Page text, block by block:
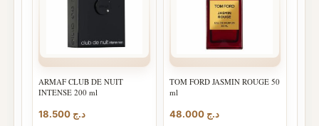
ARMAF CLUB DE NUIT
INTENSE 200 ml
د.ج
TOM FORD JASMIN ROUGE 50
ml
د.ج 48.000